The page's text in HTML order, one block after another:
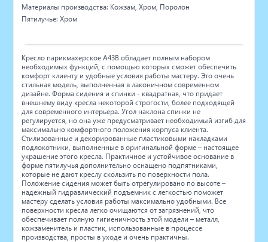
Материалы производства: Кожзам, Хром, Поролон
Пятилучье: Хром
Кресло парикмахерское А43В обладает полным набором
необходимых функций, с помощью которых сможет обеспечить
комфорт клиенту и удобные условия работы мастеру. Это очень
стильная модель, выполненная в лаконичном современном
дизайне. Форма сидения и спинки - квадратная, что придает
внешнему виду кресла некоторой строгости, более подходящей
для современного интерьера. Угол наклона спинки не
регулируется, но она уже предусматривает необходимый изгиб для
максимально комфортного положения корпуса клиента.
Стилизованные и декорированные пластиковыми накладками
подлокотники, выполненные в оригинальной форме – настоящее
украшение этого кресла. Практичное и устойчивое основание в
форме пятилучья дополнительно оснащено подпятниками,
которые не дают креслу скользить по поверхности пола.
Положение сидения может быть отрегулировано по высоте –
надежный гидравлический подъемник с легкостью поможет
мастеру сделать условия работы максимально удобными. Все
поверхности кресла легко очищаются от загрязнений, что
обеспечивает полную гигиеничность этой модели – металл,
кожзаменитель и пластик, использованные в процессе
производства, просты в уходе и очень практичны.